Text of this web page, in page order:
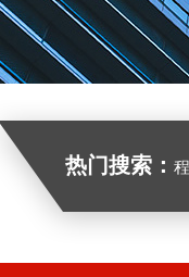
热门搜索： 程控